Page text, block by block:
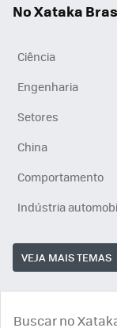
No Xataka
Ciência
Engenharia
Setores
China
Comportamento
Indústria
VEJA MAIS TEMAS